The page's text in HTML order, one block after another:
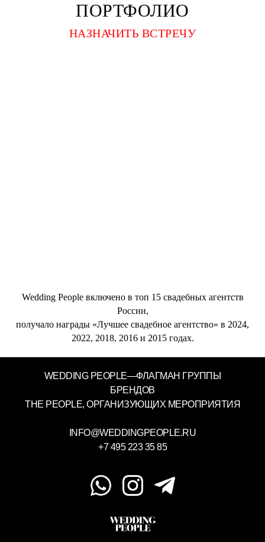
ПОРТФОЛИО
НАЗНАЧИТЬ ВСТРЕЧУ
Wedding People включено в топ 15 свадебных агентств
России,
получало награды «Лучшее свадебное агентство» в 2024,
2022, 2018, 2016 и 2015 годах.
WEDDING PEOPLE—ФЛАГМАН ГРУППЫ
БРЕНДОВ
THE PEOPLE, ОРГАНИЗУЮЩИХ МЕРОПРИЯТИЯ
INFO@WEDDINGPEOPLE.RU
+7 495 223 35 85